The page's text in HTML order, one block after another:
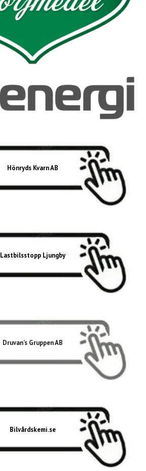
Hönryds Kvarn AB
Lastbilsstopp Ljungby
Druvan’s Gruppen AB
Bilvårdskemi.se